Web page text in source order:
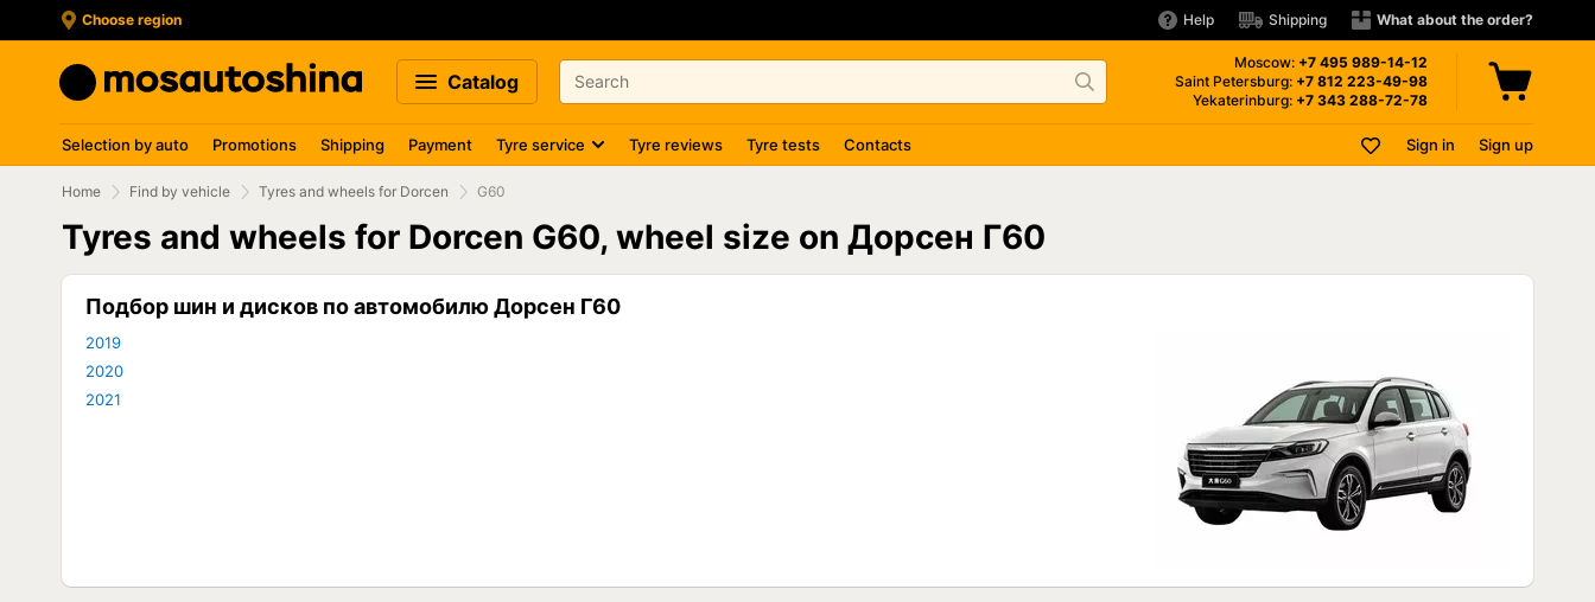
Choose region Help Shipping What about the order?
Catalog
Moscow: +7 495 989-14-12
Saint Petersburg: +7 812 223-49-98
Yekaterinburg: +7 343 288-72-78
Selection by auto Promotions Shipping Payment Tyre service Tyre reviews Tyre tests Contacts Sign in Sign up
Home Find by vehicle Tyres and wheels for Dorcen G60
Tyres and wheels for Dorcen G60, wheel size on Дорсен Г60
Подбор шин и дисков по автомобилю Дорсен Г60
2019
2020
2021